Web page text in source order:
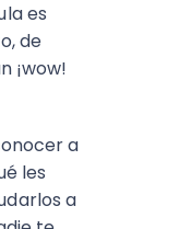
es
de
¡wow!
a
les
a